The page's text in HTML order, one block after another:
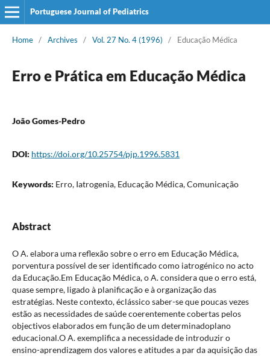
Portuguese Journal of Pediatrics
Home / Archives / Vol. 27 No. 4 (1996) / Educação Médica
Erro e Prática em Educação Médica
João Gomes-Pedro
DOI: https://doi.org/10.25754/pjp.1996.5831
Keywords: Erro, Iatrogenia, Educação Médica, Comunicação
Abstract
O A. elabora uma reflexão sobre o erro em Educação Médica,
porventura possível de ser identificado como iatrogénico no acto
da Educação.Em Educação Médica, o A. considera que o erro está,
quase sempre, ligado à planificação e à organização das
estratégias. Neste contexto, éclássico saber-se que poucas vezes
estão as necessidades de saúde coerentemente cobertas pelos
objectivos elaborados em função de um determinadoplano
educacional.O A. exemplifica a necessidade de introduzir o
ensino-aprendizagem dos valores e atitudes a par da aquisição das